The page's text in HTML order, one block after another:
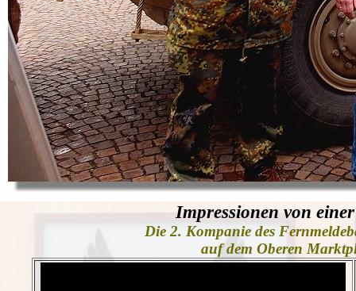
Impressionen von
Die 2. Kompanie des
auf dem Oberen